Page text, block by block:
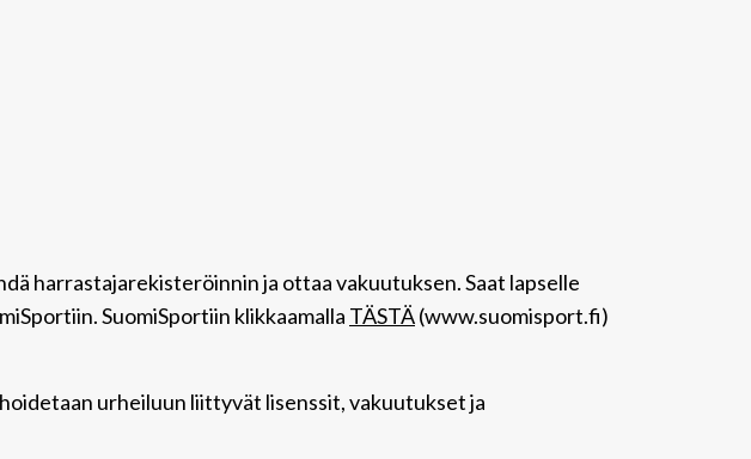
harrastajarekisteröinnin ja ottaa vakuutuksen. Saat lapselle
SuomiSportiin klikkaamalla TÄSTÄ(www.suomisport.fi)
urheiluun liittyvät lisenssit, vakuutukset ja